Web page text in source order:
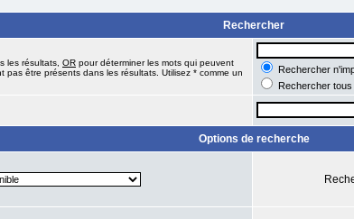
Rechercher
les résultats, OR pour déterminer les mots qui peuvent
pas être présents dans les résultats. Utilisez * comme un
Rechercher
Rechercher
Options de recherche